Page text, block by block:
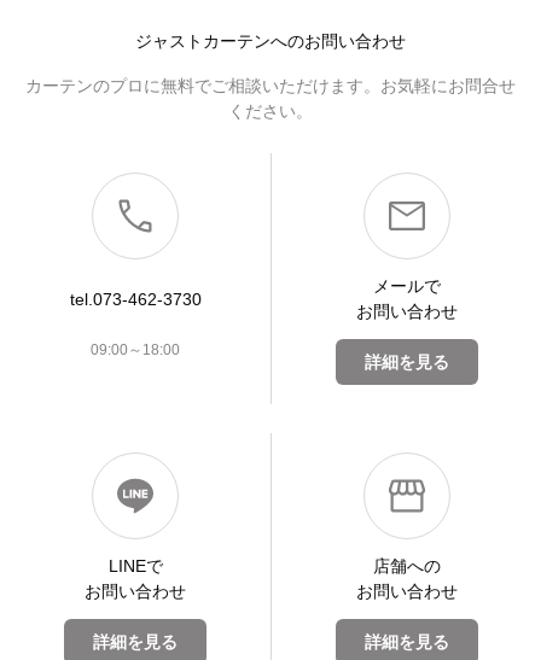
ジャストカーテンへのお問い合わせ
カーテンのプロに無料でご相談いただけます。お気軽にお問合せ
ください。
tel.073-462-3730
09:00～18:00
メールで
お問い合わせ
詳細を見る
LINEで
お問い合わせ
詳細を見る
店舗への
お問い合わせ
詳細を見る